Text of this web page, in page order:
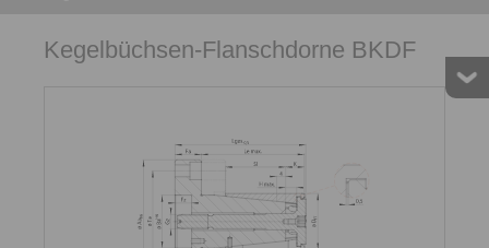
Kegelbüchsen-Flanschdorne BKDF